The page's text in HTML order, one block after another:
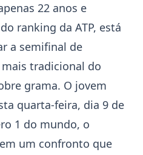
22 anos e
ranking da ATP, está
a semifinal de
tradicional do
grama. O jovem
quarta-feira, dia 9 de
1 do mundo, o
um confronto que